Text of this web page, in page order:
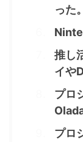
った。
推し
イや
プロ
プロ